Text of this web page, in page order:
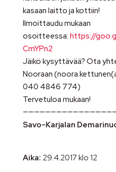
kasaan laitto ja kottiin!
Ilmoittaudu mukaan
osoitteessa: https://
CmYPn2
Jäikö kysyttävää? Ota
Nooraan
040 4846 774)
Tervetuloa mukaan!
Savo-Karjalan
Aika: 29.4.2017 klo 12